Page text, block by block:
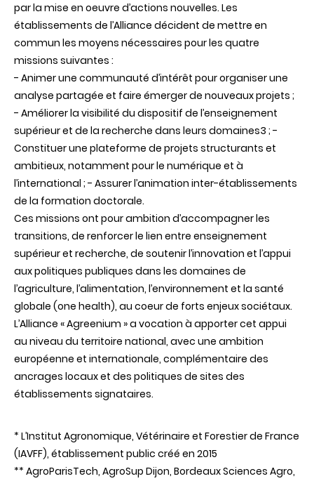
par la mise en oeuvre d’actions nouvelles. Les
établissements de l’Alliance décident de mettre en
commun les moyens nécessaires pour les quatre
missions suivantes :
- Animer une communauté d’intérêt pour organiser une
analyse partagée et faire émerger de nouveaux projets ;
- Améliorer la visibilité du dispositif de l’enseignement
supérieur et de la recherche dans leurs domaines3 ; -
Constituer une plateforme de projets structurants et
ambitieux, notamment pour le numérique et à
l’international ; - Assurer l’animation inter-établissements
de la formation doctorale.
Ces missions ont pour ambition d’accompagner les
transitions, de renforcer le lien entre enseignement
supérieur et recherche, de soutenir l’innovation et l’appui
aux politiques publiques dans les domaines de
l’agriculture, l’alimentation, l’environnement et la santé
globale (one health), au coeur de forts enjeux sociétaux.
L’Alliance « Agreenium » a vocation à apporter cet appui
au niveau du territoire national, avec une ambition
européenne et internationale, complémentaire des
ancrages locaux et des politiques de sites des
établissements signataires.
* L’Institut Agronomique, Vétérinaire et Forestier de France
(IAVFF), établissement public créé en 2015
** AgroParisTech, AgroSup Dijon, Bordeaux Sciences Agro,